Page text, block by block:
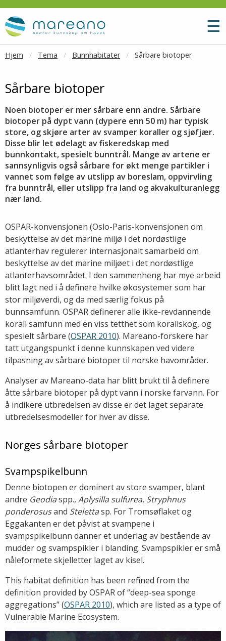
Gå til hovedinnhold
☰
Hjem Tema Bunnhabitater Sårbare biotoper
Sårbare biotoper
Noen biotoper er mer sårbare enn andre. Sårbare
biotoper på dypt vann (dypere enn 50 m) har typisk
store, og skjøre arter av svamper koraller og sjøfjær.
Disse blir let ødelagt av fiskeredskap med
bunnkontakt, spesielt bunntrål. Mange av artene er
sannsynligvis også sårbare for økt menge partikler i
vannet som følge av utslipp av boreslam, oppvirvling
fra bunntrål, eller utslipp fra land og akvakulturanlegg
nær land.
OSPAR-konvensjonen (Oslo-Paris-konvensjonen om
beskyttelse av det marine miljø i det nordøstlige
atlanterhav regulerer internasjonalt samarbeid om
beskyttelse av det marine miljøet i det nordøstlige
atlanterhavsområdet. I den sammenheng har mye arbeid
blitt lagt ned i å definere hvilke økosystemer som har
stor miljøverdi, og da med særlig fokus på
bunnsamfunn. OSPAR definerer alle ikke-revdannende
korall samfunn med en viss tetthet som korallskog, og
spesielt sårbare (OSPAR 2010). Mareano-forskere har
tatt utgangspunkt i denne kunnskapen ved videre
tilpasning av sårbare biotoper til norske havområder.
Analyser av Mareano-data har blitt brukt til å definere
åtte sårbare biotoper på dypt vann i norske farvann. For
å indikere utbredelsen av disse er det laget separate
utbredelsesmodeller for hver av disse.
Norges sårbare biotoper
Svampspikelbunn
Denne biotopen er dominert av store svamper, blant
andre Geodiaspp., Aplysilla sulfurea, Stryphnus
ponderosusand Stelettasp. For Tromsøflaket og
Eggakanten er det påvist at svampene i
svampspikelbunn danner et underlag av bestående av
mudder og svampspikler i blanding. Svampspikler er små
nåleformete skjelletter laget av kisel.
This habitat definition has been refined from the
definition provided by OSPAR of “deep-sea sponge
aggregations” (OSPAR 2010), which are listed as a type of
Vulnerable Marine Ecosystem.